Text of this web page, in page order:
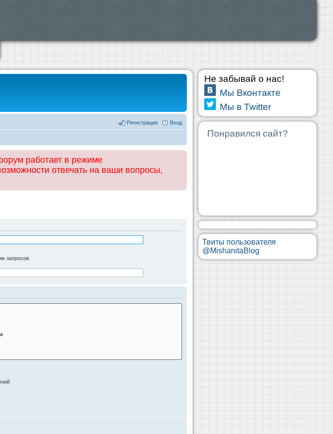
Вход
Регистрация
работает в режиме
отвечать на ваши вопросы,
запросов
Не забывай о нас!
Мы Вконтакте
Мы в Twitter
Понравился сайт?
Твиты пользователя
@MishanitaBlog